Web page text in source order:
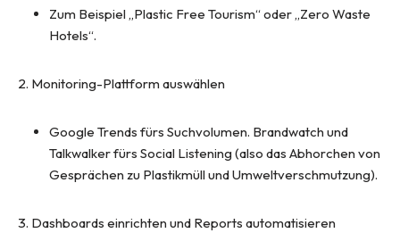
Zum Beispiel „Plastic Free Tourism“ oder „Zero Waste
Hotels“.
Monitoring-Plattform auswählen
Google Trends fürs Suchvolumen. Brandwatch und
Talkwalker fürs Social Listening (also das Abhorchen von
Gesprächen zu Plastikmüll und Umweltverschmutzung).
Dashboards einrichten und Reports automatisieren